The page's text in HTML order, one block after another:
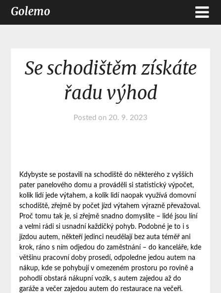
Golemo
Se schodištěm získáte
řadu výhod
Posted on 20. 9. 2023
Kdybyste se postavili na schodiště do některého z vyšších
pater panelového domu a prováděli si statistický výpočet,
kolik lidí jede výtahem, a kolik lidí naopak využívá domovní
schodiště, zřejmě by počet jízd výtahem výrazně převažoval.
Proč tomu tak je, si zřejmě snadno domyslíte – lidé jsou líní
a velmi rádi si usnadní každičký pohyb. Podobné je to i s
jízdou autem, někteří jedinci neudělají bez auta téměř ani
krok, ráno s ním odjedou do zaměstnání – do kanceláře, kde
většinu pracovní doby prosedí, odpoledne jedou autem na
nákup, kde se pohybují v omezeném prostoru po rovině a
pohodlí obstará nákupní vozík, s autem zajedou až do
garáže a večer zajedou autem do restaurace na večeři.